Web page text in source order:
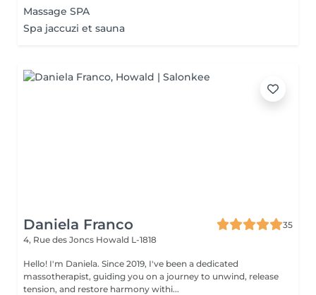
Massage SPA
Spa jaccuzi et sauna
Daniela Franco
35
4, Rue des Joncs Howald L-1818
Hello! I'm Daniela. Since 2019, I've been a dedicated
massotherapist, guiding you on a journey to unwind, release
tension, and restore harmony withi...